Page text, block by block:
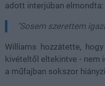
adott interjúban elmondta:
"Sosem szerettem
Williams hozzátette,
kivételtől eltekintve - nem
a műfajban sokszor